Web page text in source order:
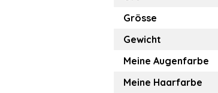
Grösse
Gewicht
Meine Augenfarbe
Meine Haarfarbe